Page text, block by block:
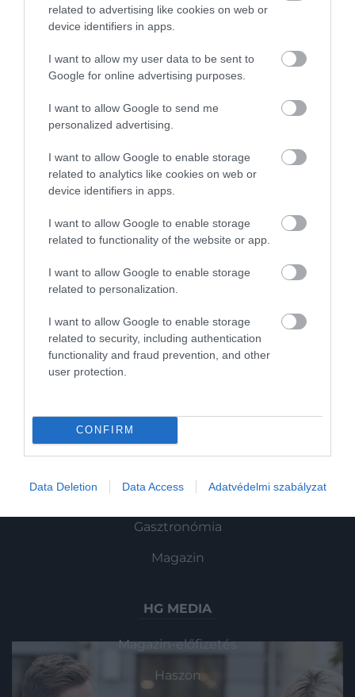
related to advertising like cookies on web or
device identifiers in apps.
I want to allow my user data to be sent to
Google for online advertising purposes.
I want to allow Google to send me
personalized advertising.
I want to allow Google to enable storage
related to analytics like cookies on web or
device identifiers in apps.
I want to allow Google to enable storage
related to functionality of the website or app.
I want to allow Google to enable storage
related to personalization.
I want to allow Google to enable storage
related to security, including authentication
functionality and fraud prevention, and other
user protection.
CONFIRM
Data Deletion Data Access Adatvédelmi szabályzat
étkezési zavar, amely világszerte az
emberek 0,6-2,3 százalékát érinti.
gyakrabban fordulhat elő, mint az
anorexia − és az esetek száma növekszik.
2022. DECEMBER 5. ● KOVÁCS EMESE
​A falási rohamok komoly
betegségre utalnak − ezt
teheted…
KOVÁCS EMESE
Művelődj, szórakozz, kíváncsiskodj, kóstolgass
és ismerd meg a Hamu és Gyémánt világát!
Gasztronómia
Magazin
HG MEDIA
Magazin-előfizetés
Haszon